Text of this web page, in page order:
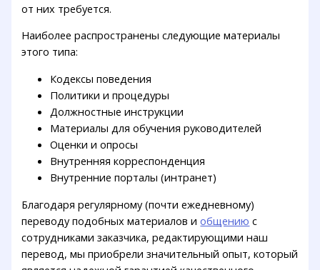
от них требуется.
Наиболее распространены следующие материалы
этого типа:
Кодексы поведения
Политики и процедуры
Должностные инструкции
Материалы для обучения руководителей
Оценки и опросы
Внутренняя корреспонденция
Внутренние порталы (интранет)
Благодаря регулярному (почти ежедневному)
переводу подобных материалов иобщению с
сотрудниками заказчика, редактирующими наш
перевод, мы приобрели значительный опыт, который